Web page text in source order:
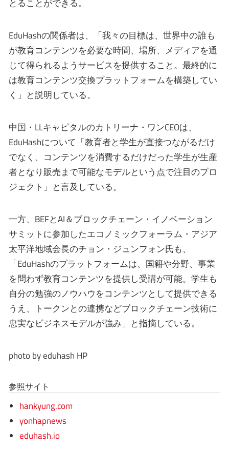
とることができる。
EduHashの関係者は、「我々の目標は、世界中の誰も
が教育コンテンツを必要な時間、場所、メディアを通
じて得られるようサービスを提供すること。最終的に
は教育コンテンツ交換プラットフォームを構築してい
く」と説明している。
中国・LLキャピタルのカトリーナ・ワンCEOは、
EduHashについて「教育者と学生が直接つながるだけ
でなく、コンテンツを消費するだけだった学生が生産
者となり販売まで可能なモデルという点で注目のプロ
ジェクト」と言及している。
一方、BEFとAI＆ブロックチェーン・イノベーション
サミットに参加したエコノミックフォーラム・アジア
太平洋地域会長のチョン・ジュンフォン氏も、
「EduHashのプラットフォームは、国籍や分野、事業
を問わず教育コンテンツを提供し受講が可能。学生も
自分の勉強のノウハウをコンテンツとして提供できる
うえ、トークンとの連携などブロックチェーン技術に
忠実なビジネスモデルが強み」と指摘している。
photo by eduhash HP
参照サイト
hankyung.com
yonhapnews
eduhash.io